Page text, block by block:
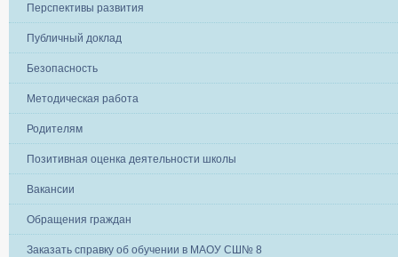
Перспективы развития
Публичный доклад
Безопасность
Методическая работа
Родителям
Позитивная оценка деятельности школы
Вакансии
Обращения граждан
Заказать справку об обучении в МАОУ СШ№ 8